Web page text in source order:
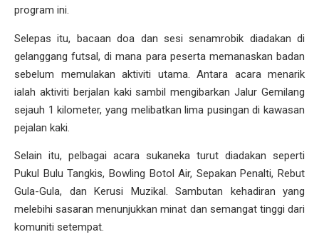
program ini.
Selepas itu, bacaan doa dan sesi senamrobik diadakan di
gelanggang futsal, di mana para peserta memanaskan badan
sebelum memulakan aktiviti utama. Antara acara menarik
ialah aktiviti berjalan kaki sambil mengibarkan Jalur Gemilang
sejauh 1 kilometer, yang melibatkan lima pusingan di kawasan
pejalan kaki.
Selain itu, pelbagai acara sukaneka turut diadakan seperti
Pukul Bulu Tangkis, Bowling Botol Air, Sepakan Penalti, Rebut
Gula-Gula, dan Kerusi Muzikal. Sambutan kehadiran yang
melebihi sasaran menunjukkan minat dan semangat tinggi dari
komuniti setempat.